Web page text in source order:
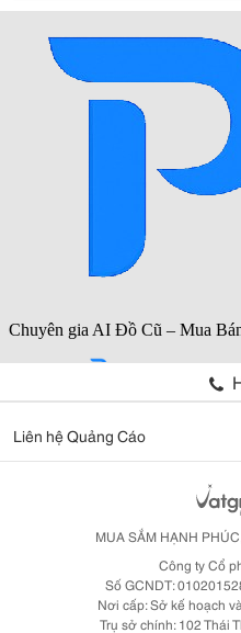
Liên hệ Quảng Cáo
MUA SẮM HẠNH
Công ty Cổ
Số GCNDT:
Nơi cấp: Sở kế hoạch
Trụ sở chính: 102 Thái